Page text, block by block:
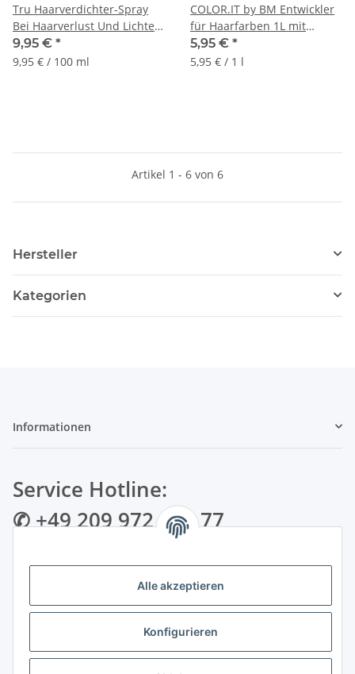
Alle akzeptieren
Konfigurieren
Tru Haarverdichter-Spray
Bei Haarverlust Und Lichtem
Haar, 100ml
9,95 € *
9,95 € / 100 ml
COLOR.IT by BM Entwickler
für Haarfarben 1L mit
Keratin & Arganöl
5,95 € *
5,95 € / 1 l
Artikel 1 - 6 von 6
Hersteller
Kategorien
Informationen
Service Hotline:
✆ +49 209 972 995 77
Gewerkenstraße 34 | 45881 Gelsenkirchen
Zahlungsarten